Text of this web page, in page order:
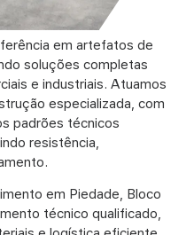
em artefatos de
soluções completas
e industriais. Atuamos
especializada, com
padrões técnicos
resistência,
em Piedade, Bloco
técnico qualificado,